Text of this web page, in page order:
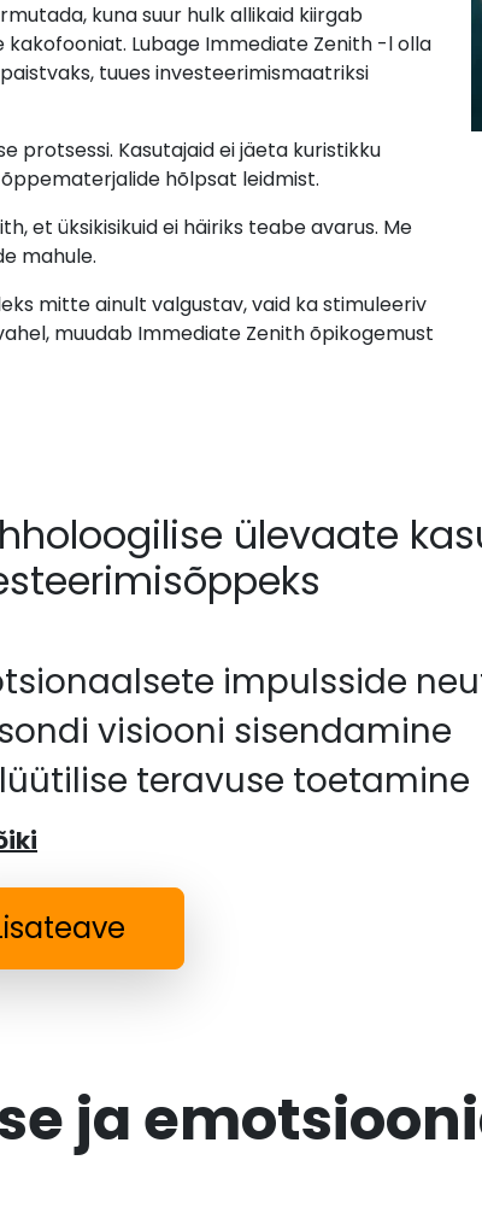
kuna suur hulk allikaid kiirgab
Lubage Immediate Zenith -l olla
tuues investeerimismaatriksi
protsessi. Kasutajaid ei jäeta kuristikku
hõlpsat leidmist.
et üksikisikuid ei häiriks teabe avarus. Me
mahule.
mitte ainult valgustav, vaid ka stimuleeriv
muudab Immediate Zenith õpikogemust
ülevaate
impulsside
visiooni sisendamine
teravuse toetamine
ja